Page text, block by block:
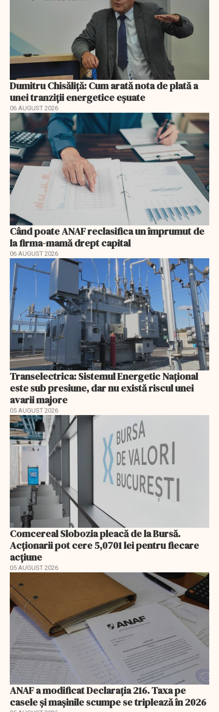
Dumitru Chisăliță: Cum arată nota de plată a
unei tranziții energetice eșuate
06 AUGUST 2026
Când poate ANAF reclasifica un împrumut de
la firma-mamă drept capital
06 AUGUST 2026
Transelectrica: Sistemul Energetic Național
este sub presiune, dar nu există riscul unei
avarii majore
05 AUGUST 2026
Comcereal Slobozia pleacă de la Bursă.
Acționarii pot cere 5,0701 lei pentru fiecare
acțiune
05 AUGUST 2026
ANAF a modificat Declarația 216. Taxa pe
casele și mașinile scumpe se triplează în 2026